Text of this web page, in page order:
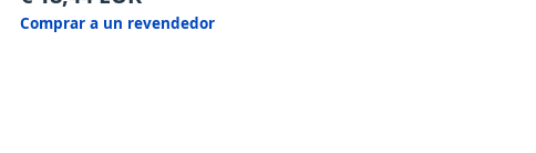
Comprar a un revendedor